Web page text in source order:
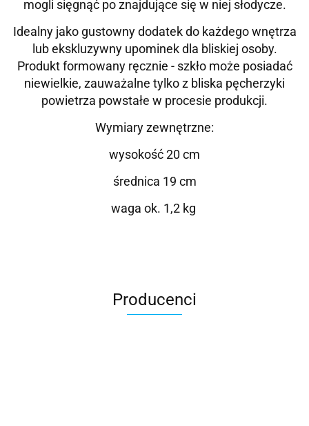
mogli sięgnąć po znajdujące się w niej słodycze.
Idealny jako gustowny dodatek do każdego wnętrza
lub ekskluzywny upominek dla bliskiej osoby.
Produkt formowany ręcznie - szkło może posiadać
niewielkie, zauważalne tylko z bliska pęcherzyki
powietrza powstałe w procesie produkcji.
Wymiary zewnętrzne:
wysokość 20 cm
średnica 19 cm
waga ok. 1,2 kg
Producenci